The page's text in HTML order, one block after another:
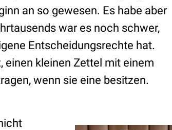
an so gewesen. Es habe aber
war es noch schwer,
Entscheidungsrechte hat.
einen kleinen Zettel mit einem
wenn sie eine besitzen.